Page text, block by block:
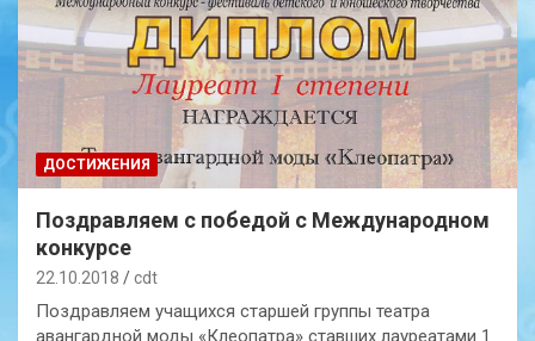
ДОСТИЖЕНИЯ
Поздравляем с победой с Международном
конкурсе
22.10.2018 cdt
Поздравляем учащихся старшей группы театра
авангардной моды «Клеопатра» ставших лауреатами 1